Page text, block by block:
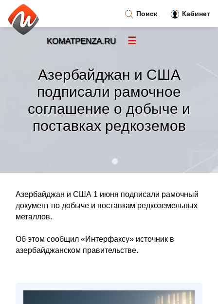
Азербайджан и США
подписали рамочное
соглашение о добыче и
поставках редкоземов
Азербайджан и США 1 июня подписали рамочный
документ по добыче и поставкам редкоземельных
металлов.
Об этом сообщил «Интерфаксу» источник в
азербайджанском правительстве.
Поиск Кабинет
KOMATPENZA.RU ☰
Новости»
Тренды новостей»
Рубрики»